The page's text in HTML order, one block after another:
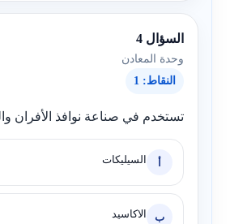
السؤال 4
وحدة المعادن
النقاط: 1
تستخدم في صناعة نوافذ الأفران
أ السيليكات
ب الاكاسيد